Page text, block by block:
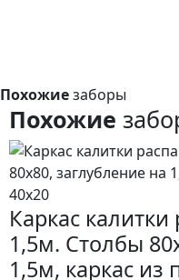
Похожиезаборы
Похожие
Каркас
1,5м. Столбы
1,5м, каркас из